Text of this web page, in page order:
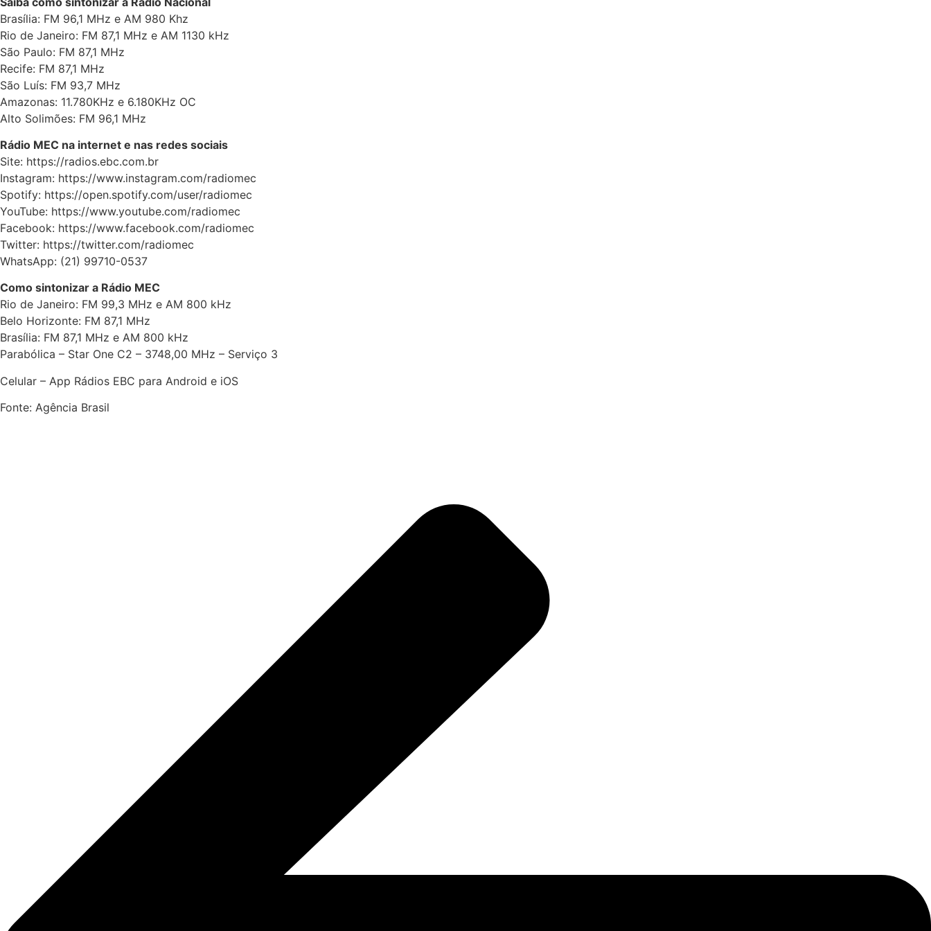
Brasília: FM 96,1 MHz e AM 980 Khz
Rio de Janeiro: FM 87,1 MHz e AM 1130 kHz
São Paulo: FM 87,1 MHz
Recife: FM 87,1 MHz
São Luís: FM 93,7 MHz
Amazonas: 11.780KHz e 6.180KHz OC
Alto Solimões: FM 96,1 MHz
Rádio MEC na internet e nas redes sociais
Site: https://radios.ebc.com.br
Instagram: https://www.instagram.com/radiomec
Spotify: https://open.spotify.com/user/radiomec
YouTube: https://www.youtube.com/radiomec
Facebook: https://www.facebook.com/radiomec
Twitter: https://twitter.com/radiomec
WhatsApp: (21) 99710-0537
Como sintonizar a Rádio MEC
Rio de Janeiro: FM 99,3 MHz e AM 800 kHz
Belo Horizonte: FM 87,1 MHz
Brasília: FM 87,1 MHz e AM 800 kHz
Parabólica – Star One C2 – 3748,00 MHz – Serviço 3
Celular – App Rádios EBC para Android e iOS
Fonte: Agência Brasil